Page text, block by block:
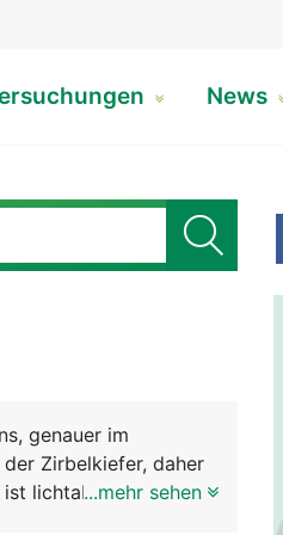
News
genauer im
Zirbelkiefer, daher
lichtabhängig
...mehr sehen